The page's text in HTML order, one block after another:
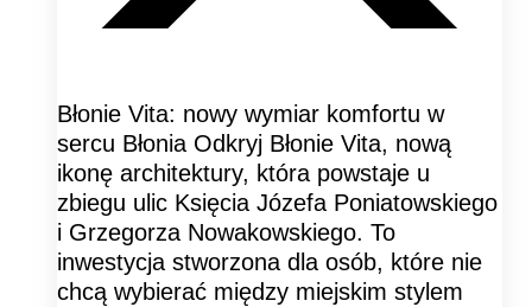
Błonie Vita: nowy wymiar komfortu w
sercu Błonia Odkryj Błonie Vita, nową
ikonę architektury, która powstaje u
zbiegu ulic Księcia Józefa Poniatowskiego
i Grzegorza Nowakowskiego. To
inwestycja stworzona dla osób, które nie
chcą wybierać między miejskim stylem